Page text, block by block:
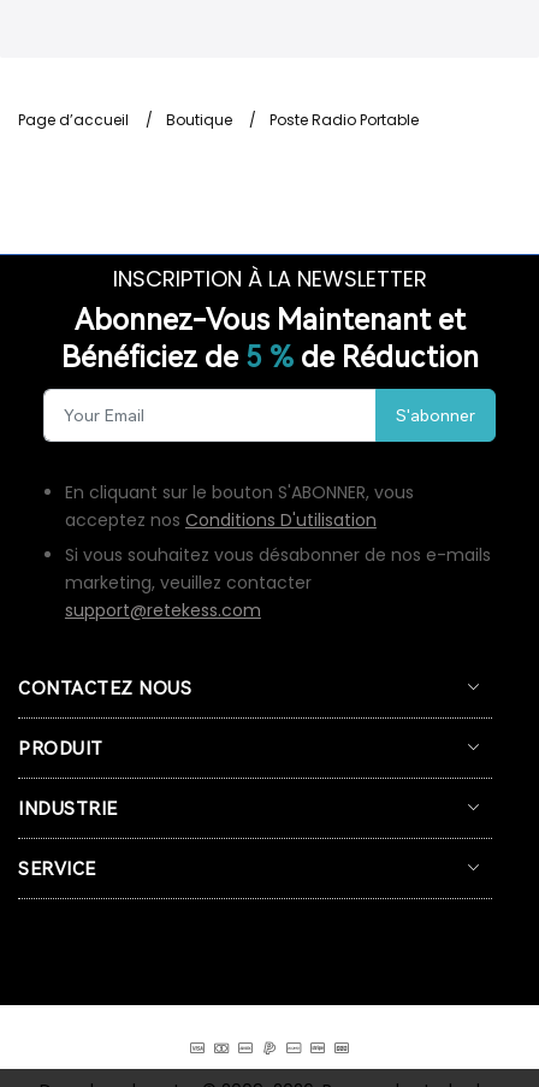
Page d’accueil / Boutique / Poste Radio Portable
INSCRIPTION À LA NEWSLETTER
Abonnez-Vous Maintenant et
Bénéficiez de 5 %de Réduction
S'abonner
En cliquant sur le bouton S'ABONNER, vous
acceptez nos Conditions D'utilisation
Si vous souhaitez vous désabonner de nos e-mails
marketing, veuillez contacter
support@retekess.com
CONTACTEZ NOUS
PRODUIT
INDUSTRIE
SERVICE